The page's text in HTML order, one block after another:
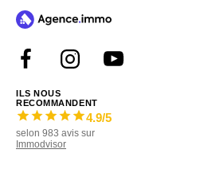
ILS NOUS
RECOMMANDENT
4.9/5
selon 983 avis sur
Immodvisor